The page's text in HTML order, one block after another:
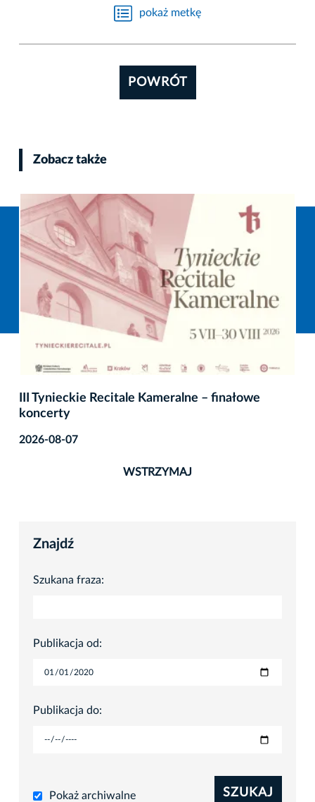
pokaż metkę
POWRÓT
Zobacz także
III Tynieckie Recitale Kameralne – finałowe
koncerty
2026-08-07
WSTRZYMAJ
Znajdź
Szukana fraza:
Publikacja od:
Publikacja do:
Pokaż archiwalne SZUKAJ